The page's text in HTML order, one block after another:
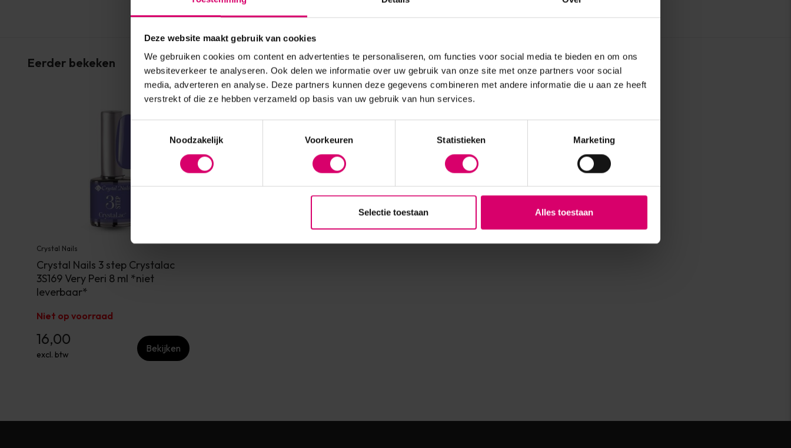
Deze website maakt gebruik van cookies
We gebruiken cookies om content en advertenties te personaliseren, om functies voor social media te bieden en om ons
websiteverkeer te analyseren. Ook delen we informatie over uw gebruik van onze site met onze partners voor social
media, adverteren en analyse. Deze partners kunnen deze gegevens combineren met andere informatie die u aan ze heeft
verstrekt of die ze hebben verzameld op basis van uw gebruik van hun services.
Noodzakelijk
Voorkeuren Statistieken Marketing
Selectie toestaan Alles toestaan
Eerder bekeken
Crystal Nails
Crystal Nails 3 step Crystalac
3S169 Very Peri 8 ml *niet
leverbaar*
Niet op voorraad
16,00
excl. btw
Bekijken